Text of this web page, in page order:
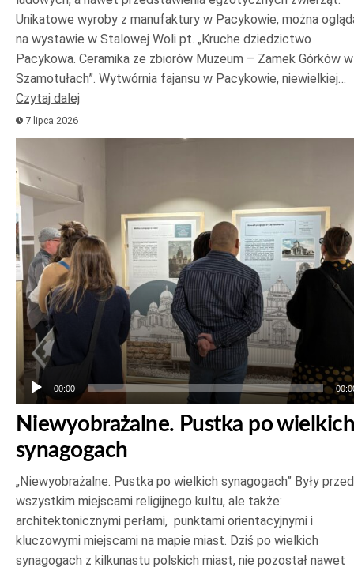
Unikatowe wyroby z manufaktury w Pacykowie, można
na wystawie w Stalowej Woli pt. „Kruche dziedzictwo
Pacykowa. Ceramika ze zbiorów Muzeum – Zamek Górków w
Szamotułach”. Wytwórnia fajansu w Pacykowie, niewielkiej…
Czytaj dalej
7 lipca 2026
plików
dźwiękowych
00:00
Niewyobrażalne. Pustka po wielkich
synagogach
„Niewyobrażalne. Pustka po wielkich synagogach” Były
wszystkim miejscami religijnego kultu, ale także:
architektonicznymi perłami, punktami orientacyjnymi i
kluczowymi miejscami na mapie miast. Dziś po wielkich
synagogach z kilkunastu polskich miast, nie pozostał nawet